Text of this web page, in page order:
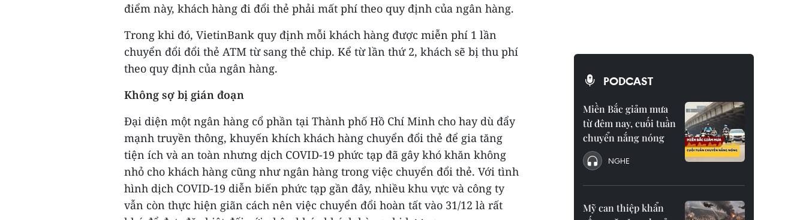
điểm này, khách hàng đi đổi thẻ phải mất phí theo quy định của ngân hàng.
Trong khi đó, VietinBank quy định mỗi khách hàng được miễn phí 1 lần
chuyển đổi đổi thẻ ATM từ sang thẻ chip. Kể từ lần thứ 2, khách sẽ bị thu phí
theo quy định của ngân hàng.
Không sợ bị gián đoạn
Đại diện một ngân hàng cổ phần tại Thành phố Hồ Chí Minh cho hay dù đẩy
mạnh truyền thông, khuyến khích khách hàng chuyển đổi thẻ để gia tăng
tiện ích và an toàn nhưng dịch COVID-19 phức tạp đã gây khó khăn không
nhỏ cho khách hàng cũng như ngân hàng trong việc chuyển đổi thẻ. Với tình
hình dịch COVID-19 diễn biến phức tạp gần đây, nhiều khu vực và công ty
vẫn còn thực hiện giãn cách nên việc chuyển đổi hoàn tất vào 31/12 là rất
PODCAST
Miền Bắc giảm mưa
từ đêm nay, cuối tuần
chuyển nắng nóng
NGHE
Mỹ can thiệp khẩn